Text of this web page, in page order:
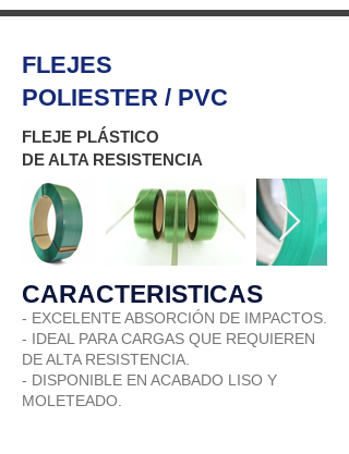
FLEJES
POLIESTER / PVC
FLEJE PLÁSTICO
DE ALTA RESISTENCIA
CARACTERISTICAS
- EXCELENTE ABSORCIÓN DE IMPACTOS.
- IDEAL PARA CARGAS QUE REQUIEREN
DE ALTA RESISTENCIA.
- DISPONIBLE EN ACABADO LISO Y
MOLETEADO.